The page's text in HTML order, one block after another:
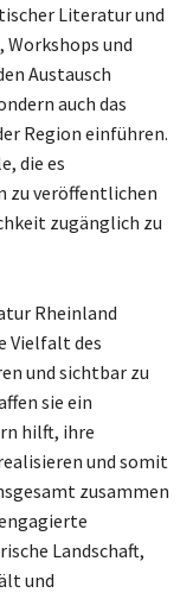
Literatur und
Workshops und
Austausch
auch das
Region einführen.
die es
zu veröffentlichen
zugänglich zu
Rheinland
Vielfalt des
und sichtbar zu
sie ein
hilft, ihre
und somit
zusammen
Landschaft,
und